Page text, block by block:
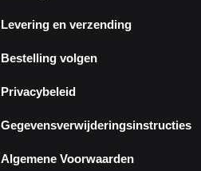
Levering en verzending
Bestelling volgen
Privacybeleid
Gegevensverwijderingsinstructies
Algemene Voorwaarden